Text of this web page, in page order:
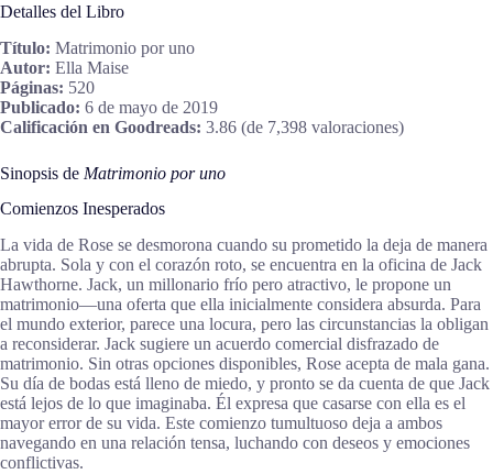
Detalles del Libro
Título: Matrimonio por uno
Autor: Ella Maise
Páginas: 520
Publicado: 6 de mayo de 2019
Calificación en Goodreads: 3.86 (de 7,398 valoraciones)
Sinopsis de Matrimonio por uno
Comienzos Inesperados
La vida de Rose se desmorona cuando su prometido la deja de manera
abrupta. Sola y con el corazón roto, se encuentra en la oficina de Jack
Hawthorne. Jack, un millonario frío pero atractivo, le propone un
matrimonio—una oferta que ella inicialmente considera absurda. Para
el mundo exterior, parece una locura, pero las circunstancias la obligan
a reconsiderar. Jack sugiere un acuerdo comercial disfrazado de
matrimonio. Sin otras opciones disponibles, Rose acepta de mala gana.
Su día de bodas está lleno de miedo, y pronto se da cuenta de que Jack
está lejos de lo que imaginaba. Él expresa que casarse con ella es el
mayor error de su vida. Este comienzo tumultuoso deja a ambos
navegando en una relación tensa, luchando con deseos y emociones
conflictivas.